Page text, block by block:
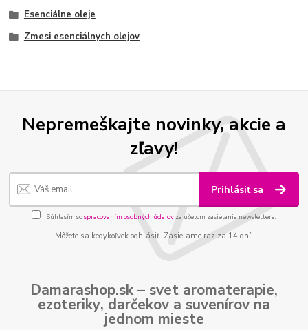
Esenciálne oleje
Zmesi esenciálnych olejov
Nepremeškajte novinky, akcie a
zľavy!
Prihlásiť sa
Súhlasím sospracovaním osobných údajov za účelom zasielania newslettera.
Môžete sa kedykoľvek odhlásiť. Zasielame raz za 14 dní.
Damarashop.sk – svet aromaterapie,
ezoteriky, darčekov a suvenírov na
jednom mieste